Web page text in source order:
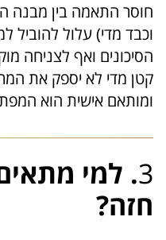
חוסר התאמה בין מבנה
וכבד מדי) עלול להוביל
הסיכונים ואף לצניחה
קטן מדי לא יספק את
ומותאם אישית הוא
3. למי
חזה?